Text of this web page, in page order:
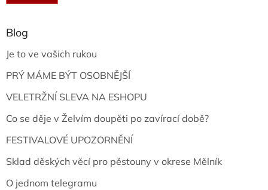
Blog
Je to ve vašich rukou
PRÝ MÁME BÝT OSOBNĚJŠÍ
VELETRŽNÍ SLEVA NA ESHOPU
Co se děje v Želvím doupěti po zavírací době?
FESTIVALOVÉ UPOZORNĚNÍ
Sklad děských věcí pro pěstouny v okrese Mělník
O jednom telegramu